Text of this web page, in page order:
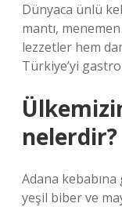
Dünyaca ünlü
mantı,
lezzetler hem
Türkiye’yi
nelerdir?
Adana kebabına
yeşil biber ve